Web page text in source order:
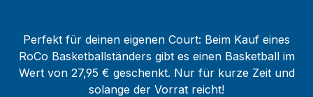
Perfekt für deinen eigenen Court: Beim Kauf eines
RoCo Basketballständers gibt es einen Basketball im
Wert von 27,95 € geschenkt. Nur für kurze Zeit und
solange der Vorrat reicht!